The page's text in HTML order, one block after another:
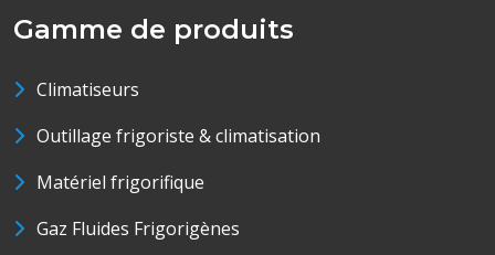
Gamme de produits
Climatiseurs
Outillage frigoriste & climatisation
Matériel frigorifique
Gaz Fluides Frigorigènes